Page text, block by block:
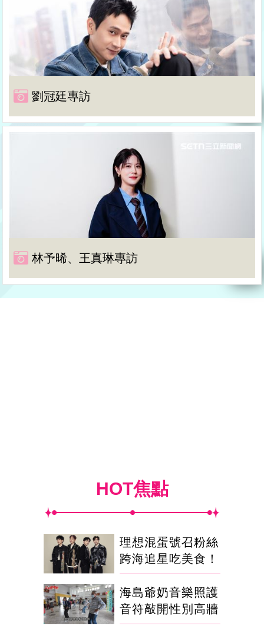
劉冠廷專訪
林予晞、王真琳專訪
HOT焦點
理想混蛋號召粉絲
跨海追星吃美食！
海島爺奶音樂照護
音符敲開性別高牆